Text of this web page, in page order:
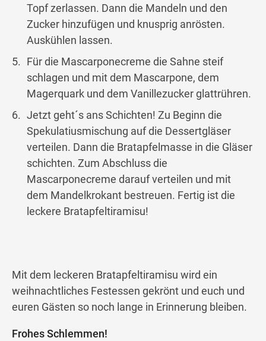
Topf zerlassen. Dann die Mandeln und den
Zucker hinzufügen und knusprig anrösten.
Auskühlen lassen.
Für die Mascarponecreme die Sahne steif
schlagen und mit dem Mascarpone, dem
Magerquark und dem Vanillezucker glattrühren.
Jetzt geht´s ans Schichten! Zu Beginn die
Spekulatiusmischung auf die Dessertgläser
verteilen. Dann die Bratapfelmasse in die Gläser
schichten. Zum Abschluss die
Mascarponecreme darauf verteilen und mit
dem Mandelkrokant bestreuen. Fertig ist die
leckere Bratapfeltiramisu!
Mit dem leckeren Bratapfeltiramisu wird ein
weihnachtliches Festessen gekrönt und euch und
euren Gästen so noch lange in Erinnerung bleiben.
Frohes Schlemmen!